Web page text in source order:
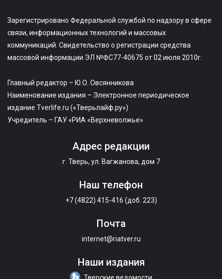
Зарегистрировано Федеральной службой по надзору в сфере
связи, информационных технологий и массовых
коммуникаций. Свидетельство о регистрации средства
массовой информации ЭЛ №ФС77-40675 от 02 июля 2010г.
Главный редактор – Ю.О. Овсянникова
Наименование издания – Электронное периодическое
издание Tverlife.ru («Тверьлайф.ру»)
Учредитель – ГАУ «РИА «Верхневолжье»
Адрес редакции
г. Тверь, ул. Вагжанова, дом 7
Наш телефон
+7 (4822) 415-416 (доб. 223)
Почта
internet@riatver.ru
Наши издания
Тверские ведомости